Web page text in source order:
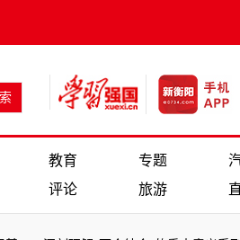
教育 专题
评论 旅游